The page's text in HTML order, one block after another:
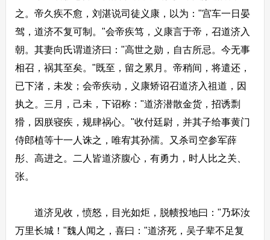
之。帝久疾不愈，刘湛说司徒义康，以为："宫车一日晏
驾，道济不复可制。"会帝疾笃，义康言于帝，召道济入
朝。其妻向氏谓道济曰："高世之勋，自古所忌。今无事
相召，祸其至矣。"既至，留之累月。帝稍间，将遣还，
已下渚，未发；会帝疾动，义康矫诏召道济入祖道，因
执之。三月，己未，下诏称："道济潜散金货，招诱剽
猾，因朕寝疾，规肆祸心。"收付廷尉，并其子给事黄门
侍郎植等十一人诛之，唯宥其孙孺。又杀司空参军薛
彤、高进之。二人皆道济腹心，有勇力，时人比之关、
张。
道济见收，愤怒，目光如炬，脱帻投地曰："乃坏汝
万里长城！"魏人闻之，喜曰："道济死，吴子辈不足复